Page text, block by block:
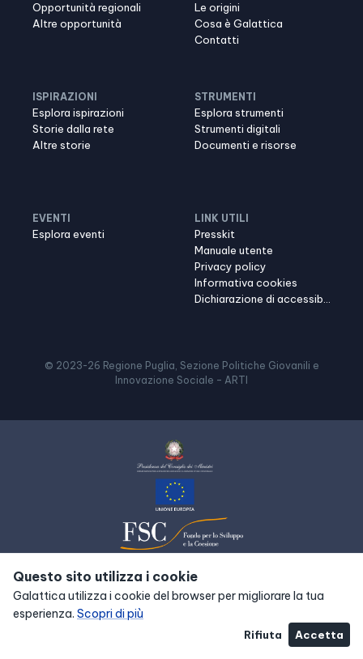
Opportunità regionali
Altre opportunità
Le origini
Cosa è Galattica
Contatti
ISPIRAZIONI
Esplora ispirazioni
Storie dalla rete
Altre storie
STRUMENTI
Esplora strumenti
Strumenti digitali
Documenti e risorse
EVENTI
Esplora eventi
LINK UTILI
Presskit
Manuale utente
Privacy policy
Informativa cookies
© 2023-26 Regione Puglia, Sezione Politiche Giovanili e
Innovazione Sociale – ARTI
Questo sito utilizza i cookie
Galattica utilizza i cookie del browser per migliorare la tua
esperienza. Scopri di più
Accetta
Rifiuta